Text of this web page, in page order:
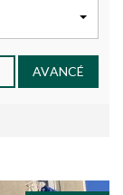
AVANCÉ